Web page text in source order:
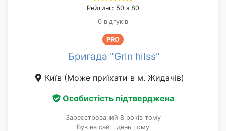
Рейтинг: 50 з 80
0 відгуків
PRO
Бригада "Grin hilss"
Київ (Може приїхати в м. Жидачів)
Особистість підтверджена
Зареєстрований 8 років тому
Був на сайті день тому